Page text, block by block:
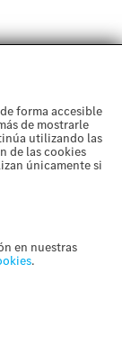
forma accesible
de mostrarle
utilizando las
de las cookies
únicamente si
en nuestras
.